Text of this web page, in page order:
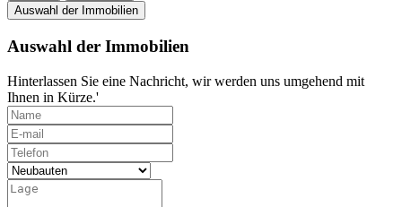
Auswahl der Immobilien
Auswahl der Immobilien
Hinterlassen Sie eine Nachricht, wir werden uns umgehend mit
Ihnen in Kürze.'